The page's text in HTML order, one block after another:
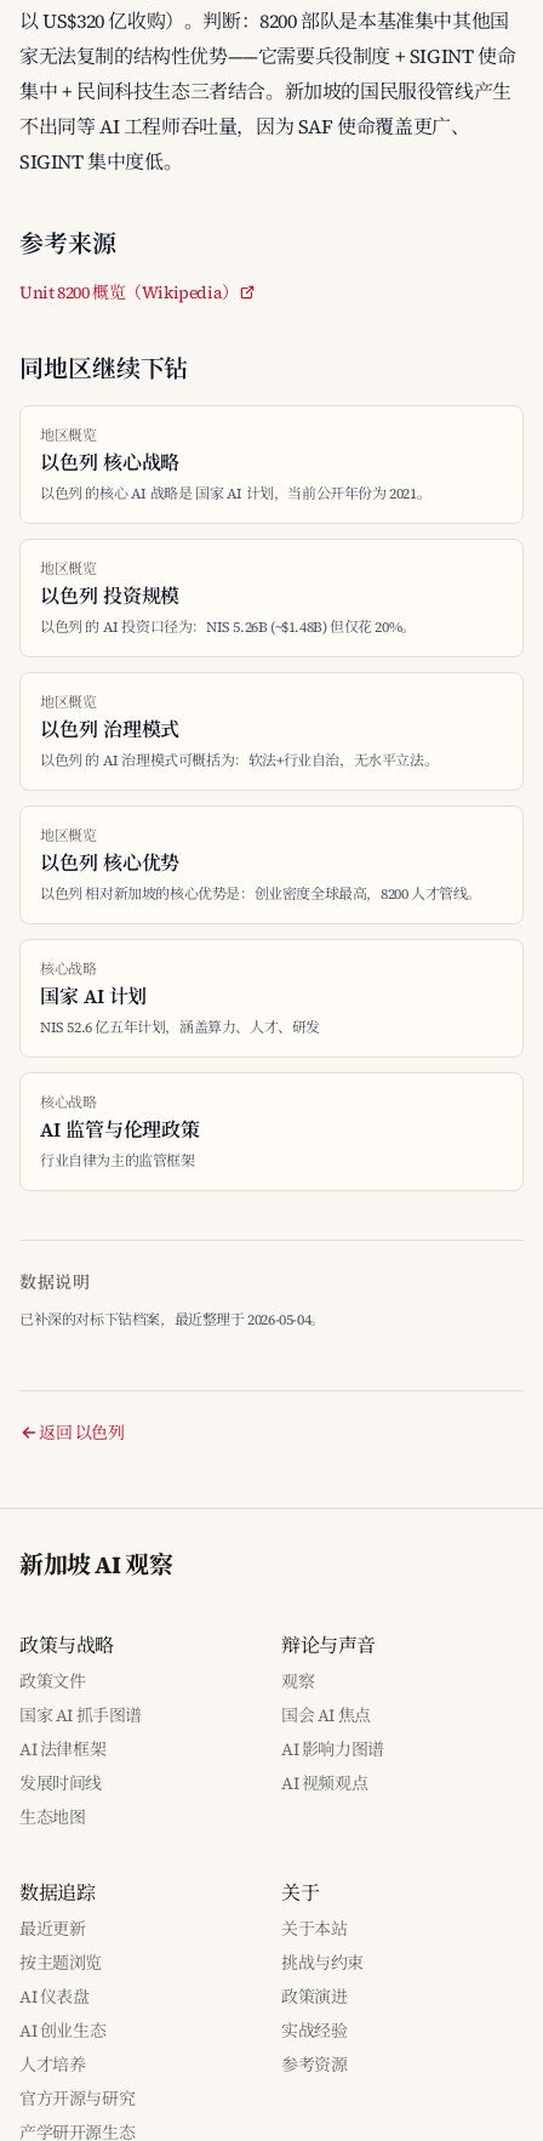
以 US$320 亿收购）。判断：8200 部队是本基准集中其他国
家无法复制的结构性优势——它需要兵役制度 + SIGINT 使命
集中 + 民间科技生态三者结合。新加坡的国民服役管线产生
不出同等 AI 工程师吞吐量，因为 SAF 使命覆盖更广、
SIGINT 集中度低。
参考来源
Unit 8200 概览（Wikipedia）
同地区继续下钻
地区概览
以色列 核心战略
以色列 的核心 AI 战略是 国家 AI 计划，当前公开年份为 2021。
地区概览
以色列 投资规模
以色列 的 AI 投资口径为：NIS 5.26B (~$1.48B) 但仅花 20%。
地区概览
以色列 治理模式
以色列 的 AI 治理模式可概括为：软法+行业自治，无水平立法。
地区概览
以色列 核心优势
以色列 相对新加坡的核心优势是：创业密度全球最高，8200 人才管线。
核心战略
国家 AI 计划
NIS 52.6 亿五年计划，涵盖算力、人才、研发
核心战略
AI 监管与伦理政策
行业自律为主的监管框架
数据说明
已补深的对标下钻档案，最近整理于 2026-05-04。
返回 以色列
新加坡 AI 观察
政策与战略
政策文件
国家 AI 抓手图谱
AI 法律框架
发展时间线
生态地图
辩论与声音
观察
国会 AI 焦点
AI 影响力图谱
AI 视频观点
数据追踪
最近更新
按主题浏览
AI 仪表盘
AI 创业生态
人才培养
官方开源与研究
产学研开源生态
关于
关于本站
挑战与约束
政策演进
实战经验
参考资源